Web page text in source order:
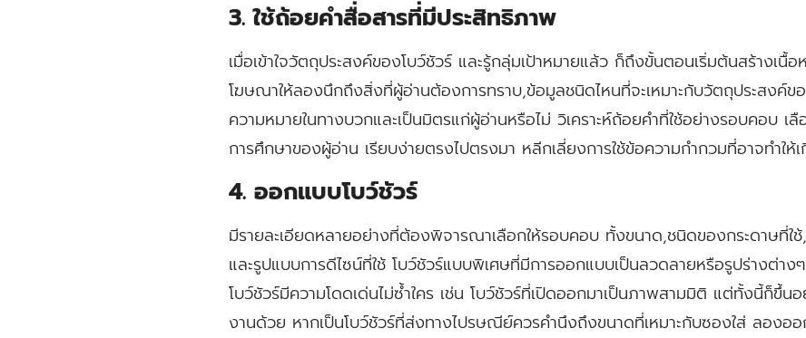
3. ใช้ถ้อยคำสื่อสารที่มีประสิทธิภาพ
เมื่อเข้าใจวัตถุประสงค์ของโบว์ชัวร์ และรู้กลุ่มเป้าหมายแล้ว ก็ถึงขั้นตอนเริ่มต้นสร้างเนื้อ
โฆษณาให้ลองนึกถึงสิ่งที่ผู้อ่านต้องการทราบ,ข้อมูลชนิดไหนที่จะเหมาะกับวัตถุประสงค์ข
ความหมายในทางบวกและเป็นมิตรแก่ผู้อ่านหรือไม่ วิเคราะห์ถ้อยคำที่ใช้อย่างรอบคอบ เลื
การศึกษาของผู้อ่าน เรียบง่ายตรงไปตรงมา หลีกเลี่ยงการใช้ข้อความกำกวมที่อาจทำให้เ
4. ออกแบบโบว์ชัวร์
มีรายละเอียดหลายอย่างที่ต้องพิจารณาเลือกให้รอบคอบ ทั้งขนาด,ชนิดของกระดาษที่ใ
และรูปแบบการดีไซน์ที่ใช้ โบว์ชัวร์แบบพิเศษที่มีการออกแบบเป็นลวดลายหรือรูปร่างต่าง
โบว์ชัวร์มีความโดดเด่นไม่ซ้ำใคร เช่น โบว์ชัวร์ที่เปิดออกมาเป็นภาพสามมิติ แต่ทั้งนี้ก็ขึ้น
งานด้วย หากเป็นโบว์ชัวร์ที่ส่งทางไปรษณีย์ควรคำนึงถึงขนาดที่เหมาะกับซองใส่ ลองอ